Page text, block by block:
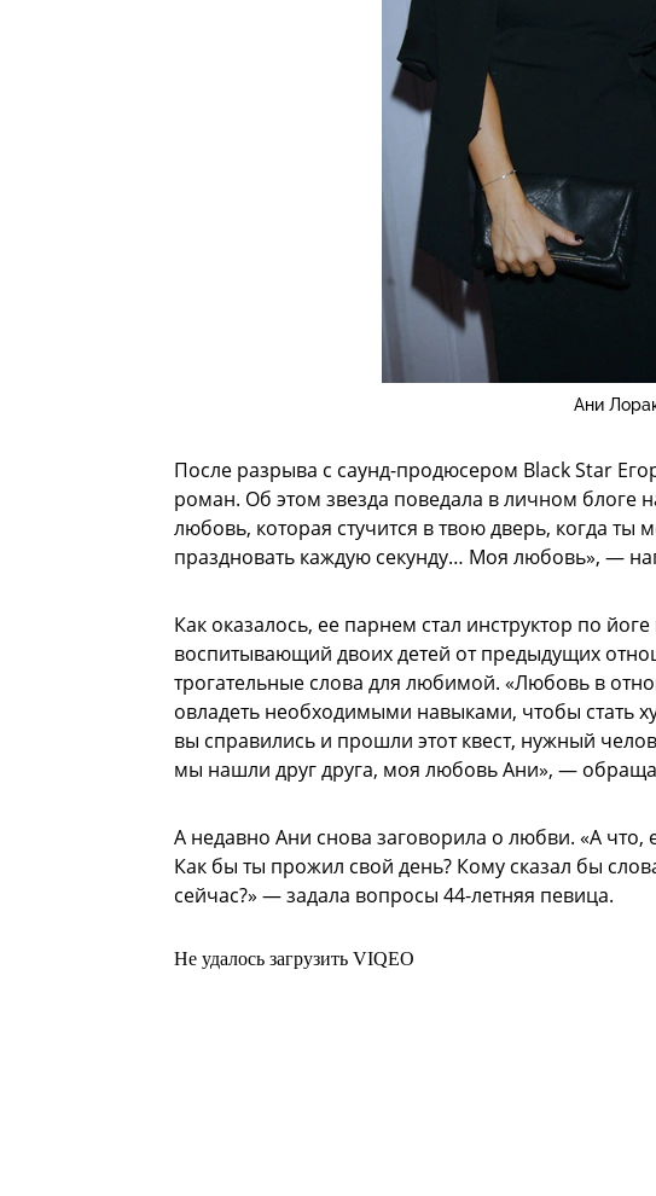
Ани
После разрыва с саунд-продюсером Black Star
роман. Об этом звезда поведала в личном блоге
любовь, которая стучится в твою дверь, когда
праздновать каждую секунду… Моя любовь», —
Как оказалось, ее парнем стал инструктор по
воспитывающий двоих детей от предыдущих
трогательные слова для любимой. «Любовь в
овладеть необходимыми навыками, чтобы стать
вы справились и прошли этот квест, нужный
мы нашли друг друга, моя любовь Ани», —
А недавно Ани снова заговорила о любви. «А что,
Как бы ты прожил свой день? Кому сказал бы
сейчас?» — задала вопросы 44-летняя певица.
Не удалось загрузить VIQEO